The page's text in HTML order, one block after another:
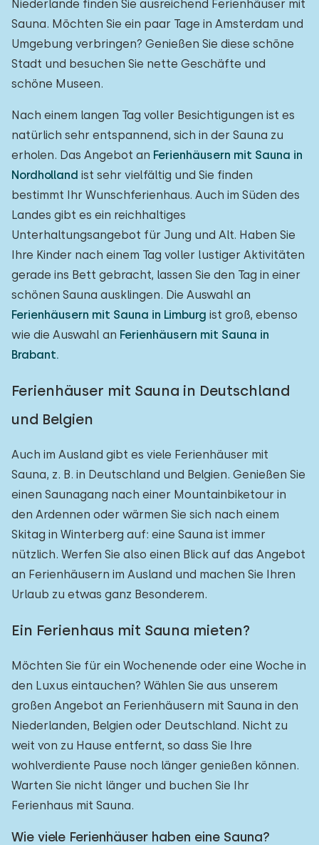
Niederlande finden Sie ausreichend Ferienhäuser mit
Sauna. Möchten Sie ein paar Tage in Amsterdam und
Umgebung verbringen? Genießen Sie diese schöne
Stadt und besuchen Sie nette Geschäfte und
schöne Museen.
Nach einem langen Tag voller Besichtigungen ist es
natürlich sehr entspannend, sich in der Sauna zu
erholen. Das Angebot an Ferienhäusern mit Sauna in
Nordholland ist sehr vielfältig und Sie finden
bestimmt Ihr Wunschferienhaus. Auch im Süden des
Landes gibt es ein reichhaltiges
Unterhaltungsangebot für Jung und Alt. Haben Sie
Ihre Kinder nach einem Tag voller lustiger Aktivitäten
gerade ins Bett gebracht, lassen Sie den Tag in einer
schönen Sauna ausklingen. Die Auswahl an
Ferienhäusern mit Sauna in Limburg ist groß, ebenso
wie die Auswahl an Ferienhäusern mit Sauna in
Brabant.
Ferienhäuser mit Sauna in Deutschland
und Belgien
Auch im Ausland gibt es viele Ferienhäuser mit
Sauna, z. B. in Deutschland und Belgien. Genießen Sie
einen Saunagang nach einer Mountainbiketour in
den Ardennen oder wärmen Sie sich nach einem
Skitag in Winterberg auf: eine Sauna ist immer
nützlich. Werfen Sie also einen Blick auf das Angebot
an Ferienhäusern im Ausland und machen Sie Ihren
Urlaub zu etwas ganz Besonderem.
Ein Ferienhaus mit Sauna mieten?
Möchten Sie für ein Wochenende oder eine Woche in
den Luxus eintauchen? Wählen Sie aus unserem
großen Angebot an Ferienhäusern mit Sauna in den
Niederlanden, Belgien oder Deutschland. Nicht zu
weit von zu Hause entfernt, so dass Sie Ihre
wohlverdiente Pause noch länger genießen können.
Warten Sie nicht länger und buchen Sie Ihr
Ferienhaus mit Sauna.
Wie viele Ferienhäuser haben eine Sauna?